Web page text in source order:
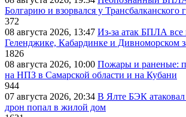
Болгарию и взорвался у Трансбалканского
372
08 августа 2026, 13:47 Из-за атак БПЛА все
Геленджике, Кабардинке и Дивноморском
1826
08 августа 2026, 10:00 Пожары и раненые:
на НПЗ в Самарской области и на Кубани
944
07 августа 2026, 20:34 В Ялте БЭК
дрон попал в жилой дом